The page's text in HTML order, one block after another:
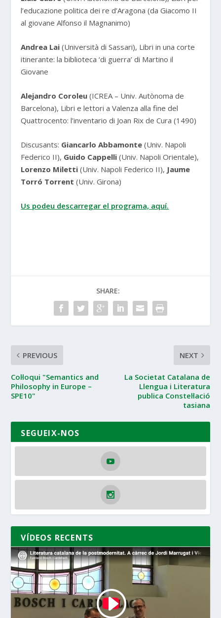
l’educazione politica dei re d’Aragona (da Giacomo II
al giovane Alfonso il Magnanimo)
Andrea Lai (Università di Sassari), Libri in una corte
itinerante: la biblioteca ‘di guerra’ di Martino il
Giovane
Alejandro Coroleu (ICREA – Univ. Autònoma de
Barcelona), Libri e lettori a Valenza alla fine del
Quattrocento: l’inventario di Joan Rix de Cura (1490)
Discusants: Giancarlo Abbamonte (Univ. Napoli
Federico II), Guido Cappelli (Univ. Napoli Orientale),
Lorenzo Miletti (Univ. Napoli Federico II), Jaume
Torró Torrent (Univ. Girona)
Us podeu descarregar el programa, aquí.
SHARE:
PREVIOUS
Col·loqui "Semantics and
Philosophy in Europe –
SPE10"
NEXT
La Societat Catalana de
Llengua i Literatura
publica Constel·lació
tasiana
SEGUEIX-NOS
VÍDEOS RECENTS